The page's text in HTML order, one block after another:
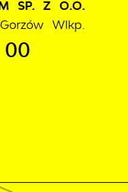
SP. Z O.O.
Wlkp.